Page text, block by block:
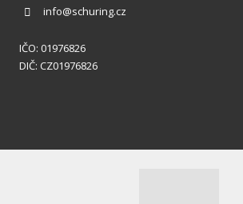
info@schuring.cz
IČO: 01976826
DIČ: CZ01976826